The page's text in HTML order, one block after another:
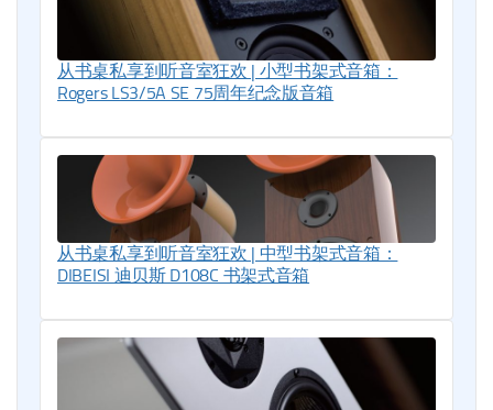
从书桌私享到听音室狂欢 | 小型书架式音箱：
Rogers LS3/5A SE 75周年纪念版音箱
从书桌私享到听音室狂欢 | 中型书架式音箱：
DIBEISI 迪贝斯 D108C 书架式音箱